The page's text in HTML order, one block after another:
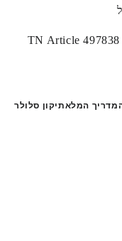
המלאתיקון סלולר